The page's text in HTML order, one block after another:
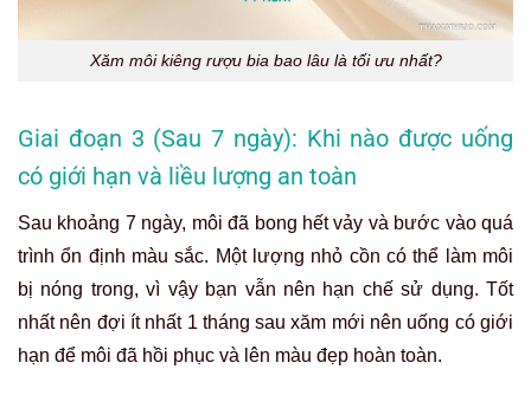
Xăm môi kiêng rượu bia bao lâu là tối ưu nhất?
Giai đoạn 3 (Sau 7 ngày): Khi nào được uống
có giới hạn và liều lượng an toàn
Sau khoảng 7 ngày, môi đã bong hết vảy và bước vào quá
trình ổn định màu sắc. Một lượng nhỏ cồn có thể làm môi
bị nóng trong, vì vậy bạn vẫn nên hạn chế sử dụng. Tốt
nhất nên đợi ít nhất 1 tháng sau xăm mới nên uống có giới
hạn để môi đã hồi phục và lên màu đẹp hoàn toàn.